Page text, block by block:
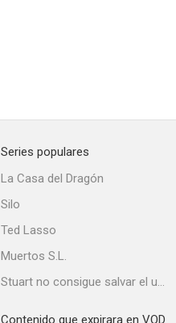
Series populares
La Casa del Dragón
Silo
Ted Lasso
Muertos S.L.
Stuart no consigue salvar el universo
Contenido que expirara en VOD